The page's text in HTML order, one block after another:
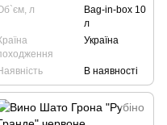
л
Bag-in-box 10
л
Україна
В наявності